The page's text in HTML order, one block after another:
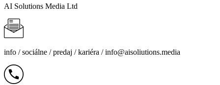
AI Solutions Media Ltd
info /sociálne /predaj /kariéra /info@aisoliutions.media